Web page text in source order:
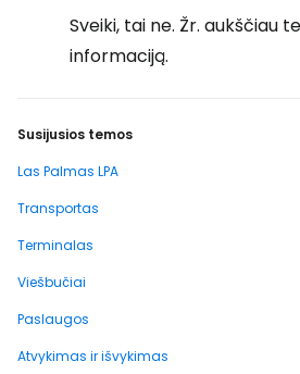
Sveiki, tai ne. Žr. aukščiau
informaciją.
Susijusios temos
Las Palmas LPA
Transportas
Terminalas
Viešbučiai
Paslaugos
Atvykimas ir išvykimas